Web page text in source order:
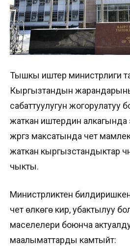
Тышкы иштер министрлиги
Кыргызтандын
сабаттуулугун жогорулатуу
жаткан иштердин алкагында
жүргүзүү максатында чет
жаткан кыргызстандыктар
чыкты.
Министрликтен
чет өлкөгө кирүү, убактылуу
маселелери боюнча
маалыматтарды камтыйт: